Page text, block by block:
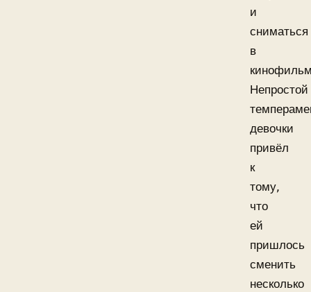
и
сниматься
в
Непростой
девочки
привёл
к
тому,
что
ей
пришлось
сменить
несколько